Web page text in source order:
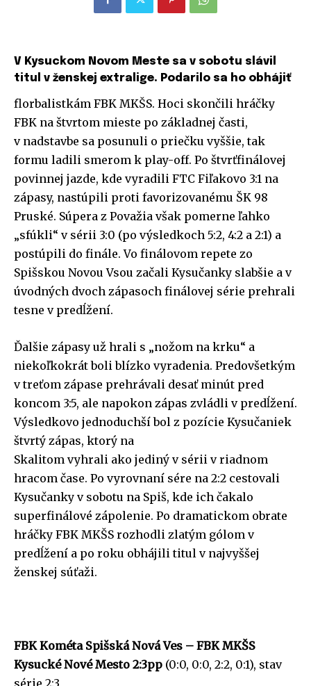
V Kysuckom Novom Meste sa v sobotu slávil
titul v ženskej extralige. Podarilo sa ho obhájiť
florbalistkám FBK MKŠS. Hoci skončili hráčky
FBK na štvrtom mieste po základnej časti,
v nadstavbe sa posunuli o priečku vyššie, tak
formu ladili smerom k play-off. Po štvrťfinálovej
povinnej jazde, kde vyradili FTC Fiľakovo 3:1 na
zápasy, nastúpili proti favorizovanému ŠK 98
Pruské. Súpera z Považia však pomerne ľahko
„sfúkli“ v sérii 3:0 (po výsledkoch 5:2, 4:2 a 2:1) a
postúpili do finále. Vo finálovom repete zo
Spišskou Novou Vsou začali Kysučanky slabšie a v
úvodných dvoch zápasoch finálovej série prehrali
tesne v predĺžení.
Ďalšie zápasy už hrali s „nožom na krku“ a
niekoľkokrát boli blízko vyradenia. Predovšetkým
v treťom zápase prehrávali desať minút pred
koncom 3:5, ale napokon zápas zvládli v predĺžení.
Výsledkovo jednoduchší bol z pozície Kysučaniek
štvrtý zápas, ktorý na
Skalitom vyhrali ako jediný v sérii v riadnom
hracom čase. Po vyrovnaní sére na 2:2 cestovali
Kysučanky v sobotu na Spiš, kde ich čakalo
superfinálové zápolenie. Po dramatickom obrate
hráčky FBK MKŠS rozhodli zlatým gólom v
predĺžení a po roku obhájili titul v najvyššej
ženskej súťaži.
FBK Kométa Spišská Nová Ves – FBK MKŠS
Kysucké Nové Mesto 2:3pp (0:0, 0:0, 2:2, 0:1), stav